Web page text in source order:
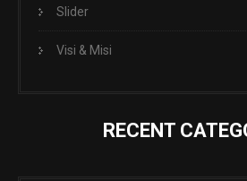
Slider
Visi & Misi
RECENT